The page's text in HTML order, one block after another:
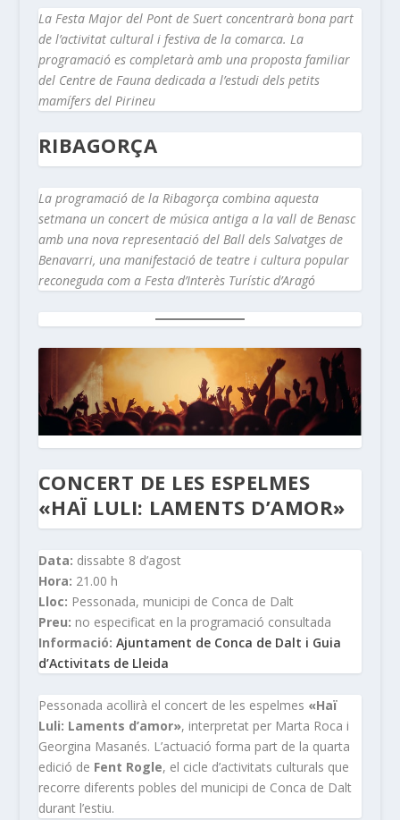
La Festa Major del Pont de Suert concentrarà bona part
de l’activitat cultural i festiva de la comarca. La
programació es completarà amb una proposta familiar
del Centre de Fauna dedicada a l’estudi dels petits
mamífers del Pirineu
RIBAGORÇA
La programació de la Ribagorça combina aquesta
setmana un concert de música antiga a la vall de Benasc
amb una nova representació del Ball dels Salvatges de
Benavarri, una manifestació de teatre i cultura popular
reconeguda com a Festa d’Interès Turístic d’Aragó
CONCERT DE LES ESPELMES
«HAÏ LULI: LAMENTS D’AMOR»
Data: dissabte 8 d’agost
Hora: 21.00 h
Lloc: Pessonada, municipi de Conca de Dalt
Preu: no especificat en la programació consultada
Informació: Ajuntament de Conca de Dalt i Guia
d’Activitats de Lleida
Pessonada acollirà el concert de les espelmes «Haï
Luli: Laments d’amor», interpretat per Marta Roca i
Georgina Masanés. L’actuació forma part de la quarta
edició de Fent Rogle, el cicle d’activitats culturals que
recorre diferents pobles del municipi de Conca de Dalt
durant l’estiu.